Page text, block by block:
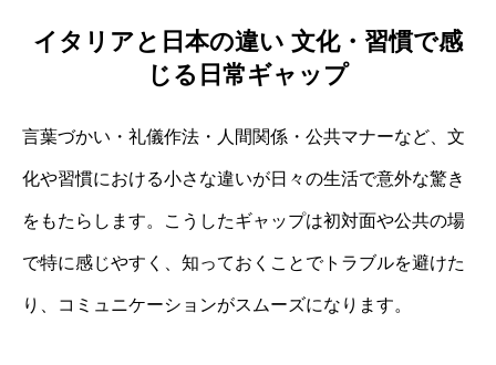
イタリアと日本の違い 文化・習慣で感
じる日常ギャップ
言葉づかい・礼儀作法・人間関係・公共マナーなど、文
化や習慣における小さな違いが日々の生活で意外な驚き
をもたらします。こうしたギャップは初対面や公共の場
で特に感じやすく、知っておくことでトラブルを避けた
り、コミュニケーションがスムーズになります。